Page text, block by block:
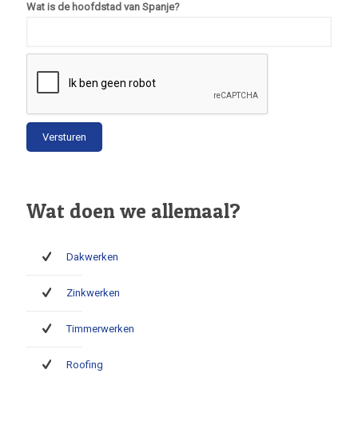
Wat is de hoofdstad van Spanje?
Wat doen we allemaal?
Dakwerken
Zinkwerken
Timmerwerken
Roofing